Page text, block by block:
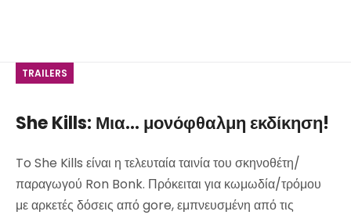
TRAILERS
She Kills: Μια... μονόφθαλμη εκδίκηση!
To She Kills είναι η τελευταία ταινία του σκηνοθέτη/
παραγωγού Ron Bonk. Πρόκειται για κωμωδία/τρόμου
με αρκετές δόσεις από gore, εμπνευσμένη από τις